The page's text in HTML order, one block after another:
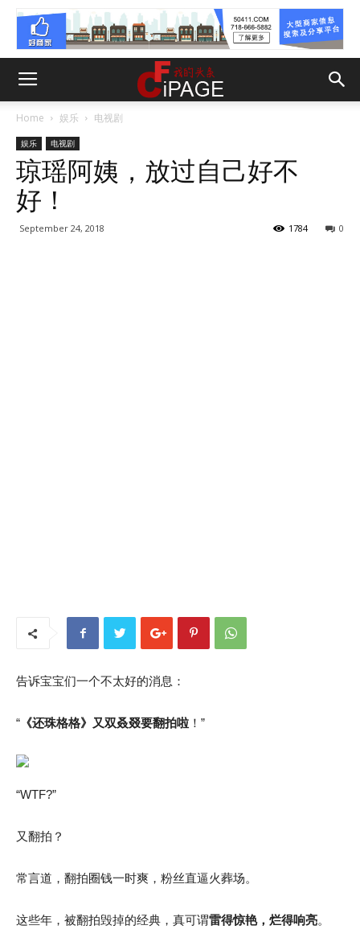
Home 娱乐 电视剧
娱乐 电视剧
琼瑶阿姨，放过自己好不
好！
September 24, 2018 0
1784
告诉宝宝们一个不太好的消息：
“ 《还珠格格》又双叒叕要翻拍啦 ！”
“WTF?”
又翻拍？
常言道，翻拍圈钱一时爽，粉丝直逼火葬场。
这些年，被翻拍毁掉的经典，真可谓雷得惊艳，烂得响亮。